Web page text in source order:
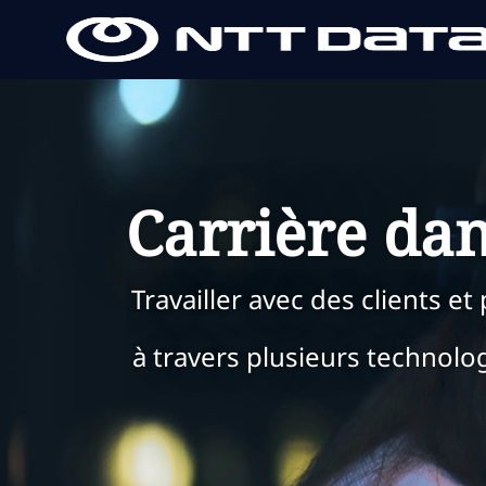
Carrière
Travailler avec des clients
à travers plusieurs